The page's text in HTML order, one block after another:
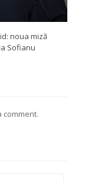
noua miză
Sofianu
comment.